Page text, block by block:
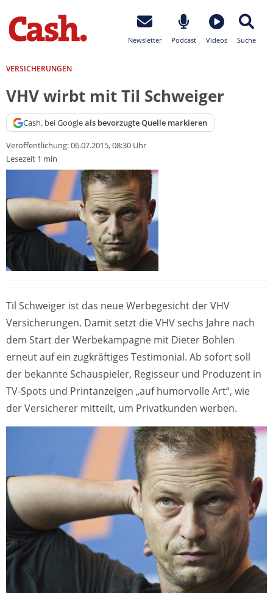
Newsletter Podcast Videos Suche
VERSICHERUNGEN
VHV wirbt mit Til Schweiger
Cash. bei Googleals bevorzugte Quelle markieren
Veröffentlichung:06.07.2015, 08:30 Uhr
Lesezeit 1 min
Til Schweiger ist das neue Werbegesicht der VHV
Versicherungen. Damit setzt die VHV sechs Jahre nach
dem Start der Werbekampagne mit Dieter Bohlen
erneut auf ein zugkräftiges Testimonial. Ab sofort soll
der bekannte Schauspieler, Regisseur und Produzent in
TV-Spots und Printanzeigen „auf humorvolle Art“, wie
der Versicherer mitteilt, um Privatkunden werben.